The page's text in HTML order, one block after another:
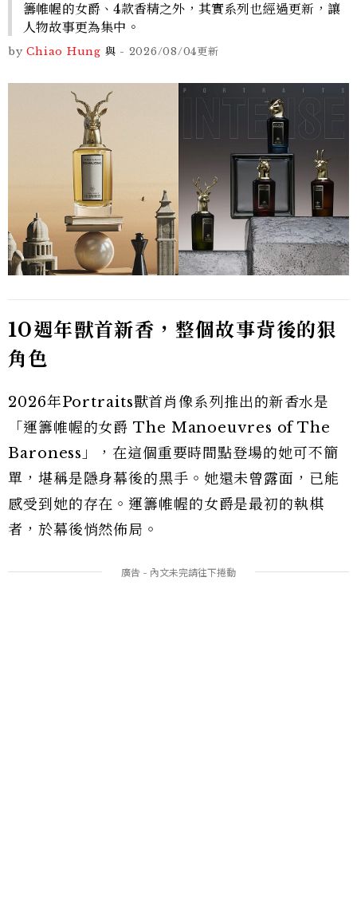
籌帷幄的女爵、4款香精之外，其實系列也經過更新，讓
人物故事更為集中。
by Chiao Hung 與 - 2026/08/04更新
10週年獸首新香，整個故事背後的狠
角色
2026年Portraits獸首肖像系列推出的新香水是
「運籌帷幄的女爵 The Manoeuvres of The
Baroness」，在這個重要時間點登場的她可不簡
單，堪稱是隱身幕後的黑手。她還未曾露面，已能
感受到她的存在。運籌帷幄的女爵是最初的執棋
者，於幕後悄然佈局。